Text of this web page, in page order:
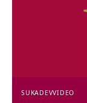
SUKADEVVIDEO